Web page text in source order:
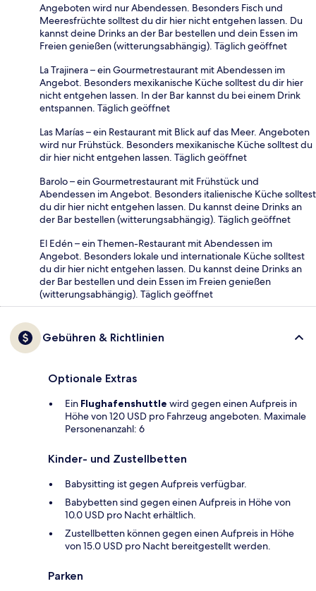
Angeboten wird nur Abendessen. Besonders Fisch und
Meeresfrüchte solltest du dir hier nicht entgehen lassen. Du
kannst deine Drinks an der Bar bestellen und dein Essen im
Freien genießen (witterungsabhängig). Täglich geöffnet
La Trajinera – ein Gourmetrestaurant mit Abendessen im
Angebot. Besonders mexikanische Küche solltest du dir hier
nicht entgehen lassen. In der Bar kannst du bei einem Drink
entspannen. Täglich geöffnet
Las Marías – ein Restaurant mit Blick auf das Meer. Angeboten
wird nur Frühstück. Besonders mexikanische Küche solltest du
dir hier nicht entgehen lassen. Täglich geöffnet
Barolo – ein Gourmetrestaurant mit Frühstück und
Abendessen im Angebot. Besonders italienische Küche solltest
du dir hier nicht entgehen lassen. Du kannst deine Drinks an
der Bar bestellen (witterungsabhängig). Täglich geöffnet
El Edén – ein Themen-Restaurant mit Abendessen im
Angebot. Besonders lokale und internationale Küche solltest
du dir hier nicht entgehen lassen. Du kannst deine Drinks an
der Bar bestellen und dein Essen im Freien genießen
(witterungsabhängig). Täglich geöffnet
Gebühren & Richtlinien
Optionale Extras
Ein Flughafenshuttle wird gegen einen Aufpreis in
Höhe von 120 USD pro Fahrzeug angeboten. Maximale
Personenanzahl: 6
Kinder- und Zustellbetten
Babysitting ist gegen Aufpreis verfügbar.
Babybetten sind gegen einen Aufpreis in Höhe von
10.0 USD pro Nacht erhältlich.
Zustellbetten können gegen einen Aufpreis in Höhe
von 15.0 USD pro Nacht bereitgestellt werden.
Parken